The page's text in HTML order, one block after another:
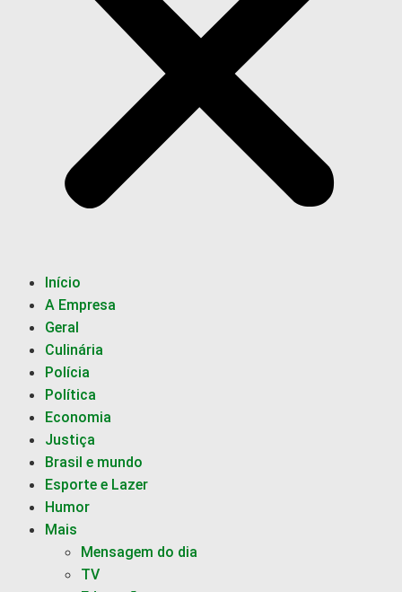
Início
A Empresa
Geral
Culinária
Polícia
Política
Economia
Justiça
Brasil e mundo
Esporte e Lazer
Humor
Mais
Mensagem do dia
TV